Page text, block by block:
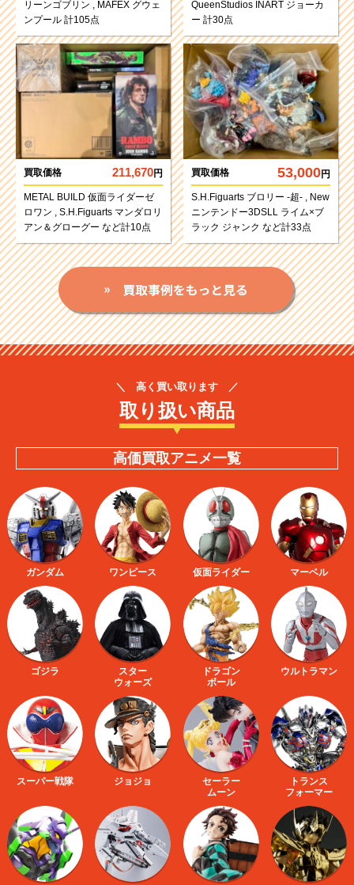
リーンゴブリン , MAFEX グウェ
ンプール 計105点
QueenStudios INART ジョーカ
ー 計30点
買取価格 211,670円
METAL BUILD 仮面ライダーゼ
ロワン , S.H.Figuarts マンダロリ
アン＆グローグー など計10点
買取価格 53,000円
S.H.Figuarts ブロリー -超- , New
ニンテンドー3DSLL ライム×ブ
ラック ジャンク など計33点
＼ 高く買い取ります ／
取り扱い商品
高価買取アニメ一覧
ガンダム ワンピース 仮面ライダー マーベル
ゴジラ
スター
ウォーズ
ドラゴン
ボール
ウルトラマン
スーパー戦隊 ジョジョ
セーラー
ムーン
トランス
フォーマー